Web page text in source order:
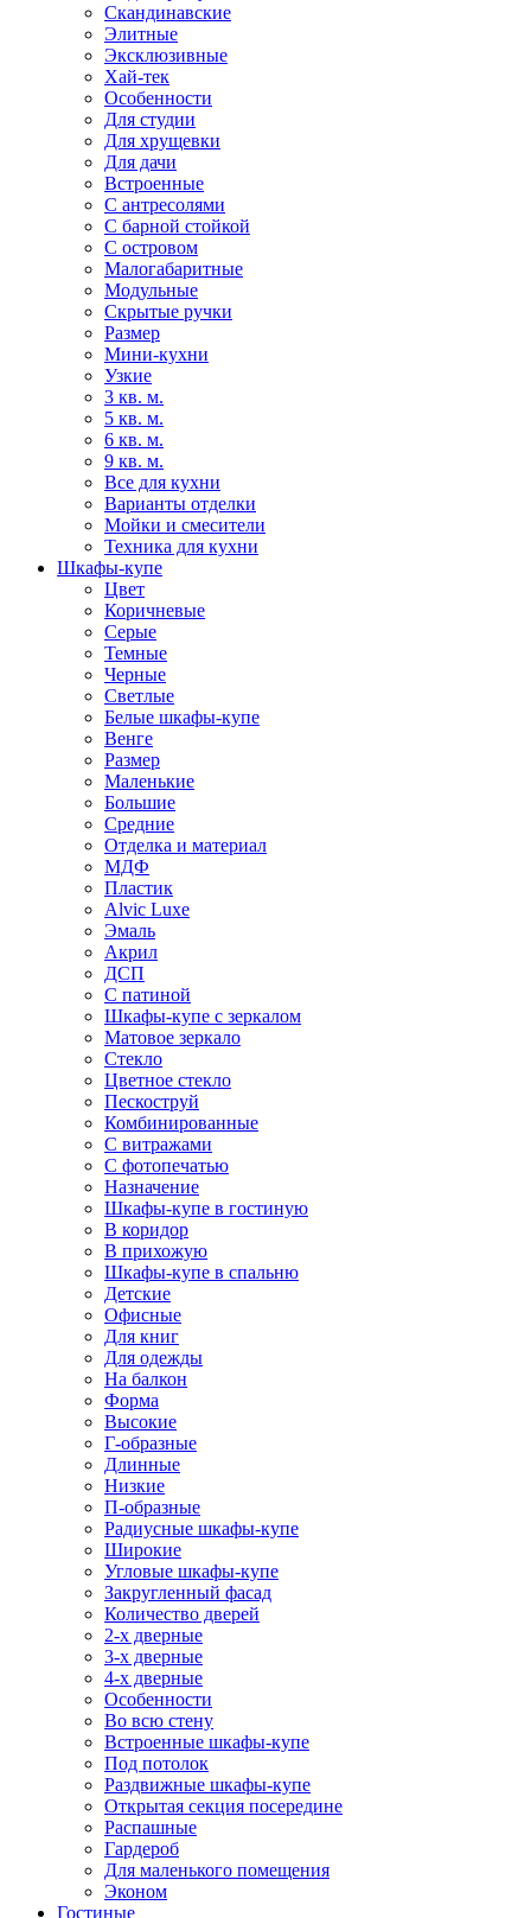
Скандинавские
Элитные
Эксклюзивные
Хай-тек
Особенности
Для студии
Для хрущевки
Для дачи
Встроенные
С антресолями
С барной стойкой
С островом
Малогабаритные
Модульные
Скрытые ручки
Размер
Мини-кухни
Узкие
3 кв. м.
5 кв. м.
6 кв. м.
9 кв. м.
Все для кухни
Варианты отделки
Мойки и смесители
Техника для кухни
Шкафы-купе
Цвет
Коричневые
Серые
Темные
Черные
Светлые
Белые шкафы-купе
Венге
Размер
Маленькие
Большие
Средние
Отделка и материал
МДФ
Пластик
Alvic Luxe
Эмаль
Акрил
ДСП
С патиной
Шкафы-купе с зеркалом
Матовое зеркало
Стекло
Цветное стекло
Пескоструй
Комбинированные
С витражами
С фотопечатью
Назначение
Шкафы-купе в гостиную
В коридор
В прихожую
Шкафы-купе в спальню
Детские
Офисные
Для книг
Для одежды
На балкон
Форма
Высокие
Г-образные
Длинные
Низкие
П-образные
Радиусные шкафы-купе
Широкие
Угловые шкафы-купе
Закругленный фасад
Количество дверей
2-х дверные
3-х дверные
4-х дверные
Особенности
Во всю стену
Встроенные шкафы-купе
Под потолок
Раздвижные шкафы-купе
Открытая секция посередине
Распашные
Гардероб
Для маленького помещения
Эконом
Гостиные